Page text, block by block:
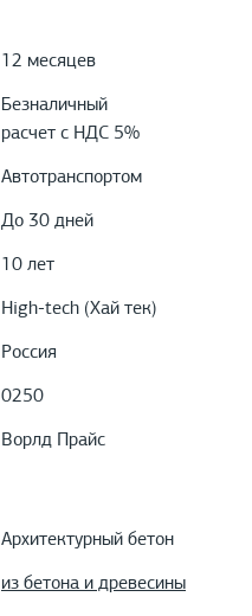
12 месяцев
Безналичный
расчет с НДС 5%
Автотранспортом
До 30 дней
10 лет
High-tech (Хай тек)
Россия
0250
Ворлд Прайс
Архитектурный бетон
из бетона и древесины